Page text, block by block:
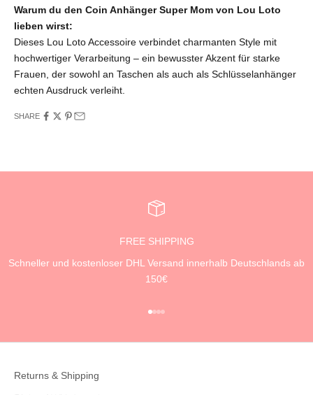
Warum du den Coin Anhänger Super Mom von Lou Loto
lieben wirst:
Dieses Lou Loto Accessoire verbindet charmanten Style mit
hochwertiger Verarbeitung – ein bewusster Akzent für starke
Frauen, der sowohl an Taschen als auch als Schlüsselanhänger
echten Ausdruck verleiht.
SHARE
FREE SHIPPING
Schneller und kostenloser DHL Versand innerhalb Deutschlands ab
150€
Go to item 1
Go to item 2
Go to item 3
Go to item 4
Returns & Shipping